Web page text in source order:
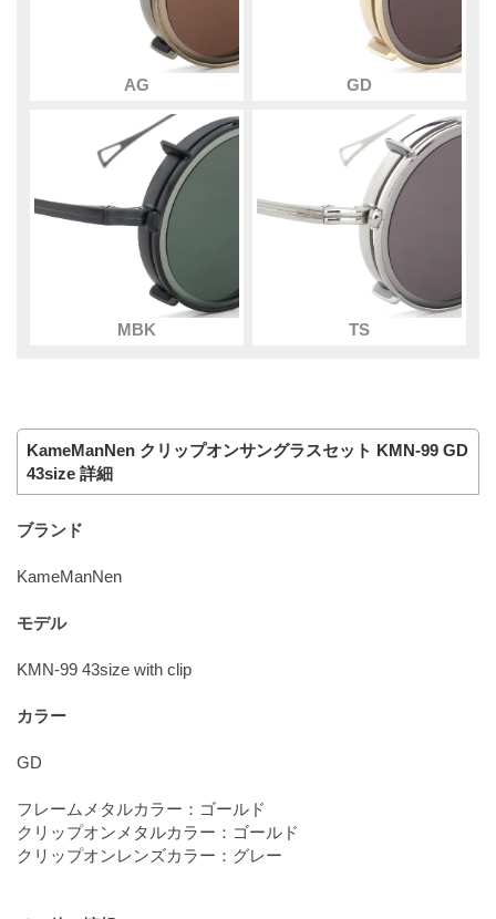
AG GD
MBK TS
KameManNen クリップオンサングラスセット KMN-99 GD
43size 詳細
ブランド
KameManNen
モデル
KMN-99 43size with clip
カラー
GD
フレームメタルカラー：ゴールド
クリップオンメタルカラー：ゴールド
クリップオンレンズカラー：グレー